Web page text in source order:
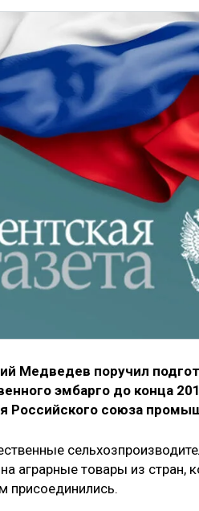
Медведев поручил
эмбарго до конца
Российского союза
аграрные товары из стран,
присоединились.